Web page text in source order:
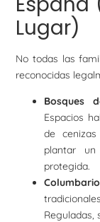
Lugar)
No todas las
reconocidas
Bosques
Espacios
de
plantar
protegida.
Reguladas,